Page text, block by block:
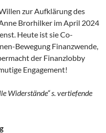
zur Aufklärung des
Brorhilker im April 2024
Heute ist sie Co-
Bewegung Finanzwende,
der Finanzlobby
Engagement!
Widerstände“ s. vertiefende